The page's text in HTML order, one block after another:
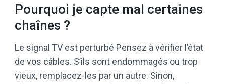
Pourquoi je capte mal certaines
chaînes ?
Le signal TV est perturbé Pensez à vérifier l’état
de vos câbles. S’ils sont endommagés ou trop
vieux, remplacez-les par un autre. Sinon,